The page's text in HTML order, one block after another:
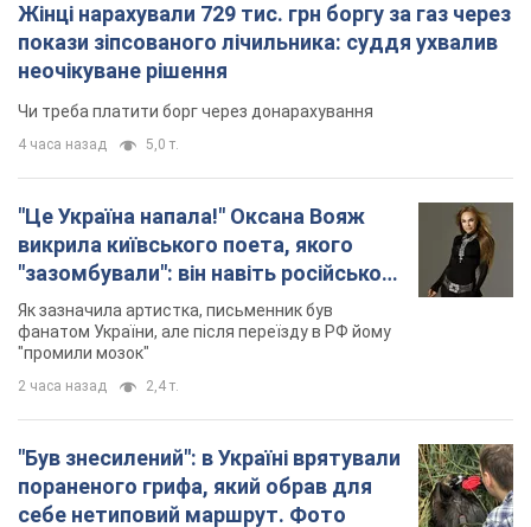
Жінці нарахували 729 тис. грн боргу за газ через
покази зіпсованого лічильника: суддя ухвалив
неочікуване рішення
Чи треба платити борг через донарахування
4 часа назад 5,0 т.
"Це Україна напала!" Оксана Вояж
викрила київського поета, якого
"зазомбували": він навіть російської
не знав, а тепер хоче геноциду
українців
Як зазначила артистка, письменник був
фанатом України, але після переїзду в РФ йому
"промили мозок"
2 часа назад 2,4 т.
"Був знесилений": в Україні врятували
пораненого грифа, який обрав для
себе нетиповий маршрут. Фото